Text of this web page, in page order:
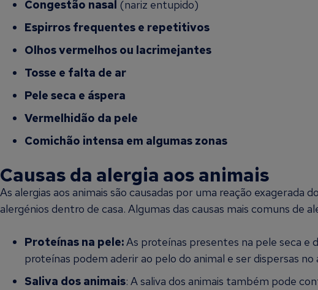
Congestão nasal (nariz entupido)
Espirros frequentes e repetitivos
Olhos vermelhos ou lacrimejantes
Tosse e falta de ar
Pele seca e áspera
Vermelhidão da pele
Comichão intensa em algumas zonas
Causas da alergia aos animais
As alergias aos animais são causadas por uma reação
alergénios dentro de casa. Algumas das causas mais comuns de
Proteínas na pele:As proteínas presentes na pele seca e
proteínas podem aderir ao pelo do animal e ser dispersas
Saliva dos animais: A saliva dos animais também pode